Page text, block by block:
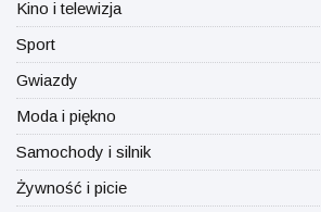
Kino i telewizja
Sport
Gwiazdy
Moda i piękno
Samochody i silnik
Żywność i picie